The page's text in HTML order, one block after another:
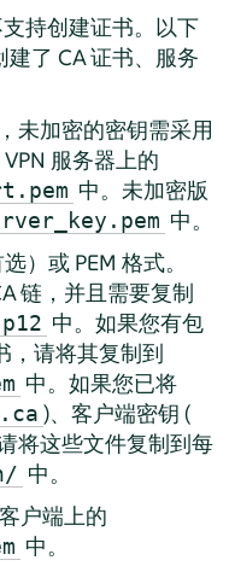
持创建证书。以下
了 CA 证书、服务
未加密的密钥需采用
服务器上的
中。未加密版
中。
）或 PEM 格式。
链，并且需要复制
中。如果您有包
，请将其复制到
中。如果您已将
)、客户端密钥 (
将这些文件复制到每
中。
户端上的
中。